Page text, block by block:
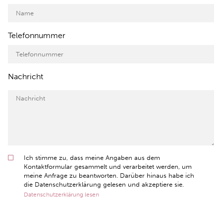
Telefonnummer
Nachricht
Ich stimme zu, dass meine Angaben aus dem
Kontaktformular gesammelt und verarbeitet werden, um
meine Anfrage zu beantworten. Darüber hinaus habe ich
die Datenschutzerklärung gelesen und akzeptiere sie.
Datenschutzerklärung lesen